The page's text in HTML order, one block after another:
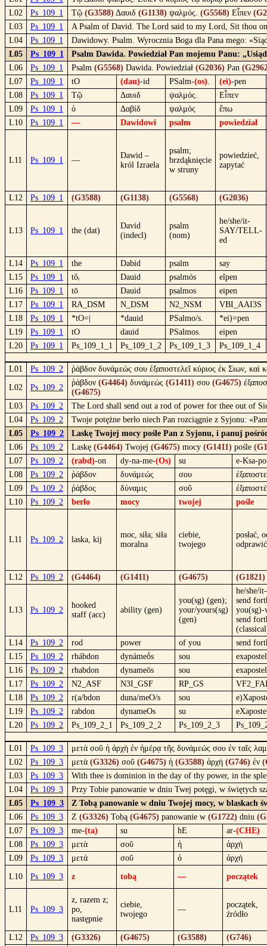
L02
Ps_109_1 Τῷ (G3588) Δαυιδ (G1138) ψαλμός. (G5568) Εἶπεν
L03
Ps_109_1
A Psalm of David. The Lord said to my Lord, Sit thou
L04
Ps_109_1
Dawidowy. Psalm. Wyrocznia Boga dla Pana mego:
L05
Ps_109_1
Psalm Dawida. Powiedział Pan mojemu Panu:
L06
Ps_109_1 Psalm (G5568) Dawida. Powiedział (G2036) Pan
L07
Ps_109_1 tO (dau)-id PSalm-(os). (ei)-pen
L08
Ps_109_1 Τῷ Δαυιδ ψαλμός.
Εἶπεν
L09
Ps_109_1 ὁ Δαβίδ ψαλμός
ἔπω
L10
Ps_109_1 — Dawidowi psalm powiedział
L11 Ps_109_1 —
Dawid –
król Izraela
psalm;
brzdąknięcie
w struny
powiedzieć,
zapytać
L12 Ps_109_1 (G3588) (G1138) (G5568) (G2036)
L13 Ps_109_1 the (dat)
David
(indecl)
psalm
(nom)
he/she/it-
SAY/TELL-
ed
L14 Ps_109_1 the Dabid psalm
say
L15
Ps_109_1 tôᵢ Dauid psalmós
eîpen
L16
Ps_109_1 tō Dauid psalmos
eipen
L17
Ps_109_1 RA_DSM N_DSM N2_NSM
VBI_AAI3S
L18
Ps_109_1 *tO=| *dauid PSalmo/s.
*ei)=pen
L19
Ps_109_1 tO dauid PSalmos.
eipen
L20
Ps_109_1 Ps_109_1_1 Ps_109_1_2 Ps_109_1_3 Ps_109_1_4
L01 Ps_109_2 ῥάβδον δυνάμεώς σου ἐξαποστελεῖ κύριος ἐκ Σιων, καὶ
L02 Ps_109_2
ῥάβδον (G4464) δυνάμεώς (G1411) σου (G4675)
(G4675)
L03
Ps_109_2
The Lord shall send out a rod of power for thee out of
L04
Ps_109_2
Twoje potężne berło niech Pan rozciągnie z Syjonu:
L05
Ps_109_2
Laskę Twojej mocy pośle Pan z Syjonu, i panuj
L06
Ps_109_2 Laskę (G4464) Twojej (G4675) mocy (G1411) pośle
L07
Ps_109_2 (rabd)-on dy-na-me-(Os) su
e-Ksa-
L08
Ps_109_2 ῥάβδον δυνάμεώς σου
L09
Ps_109_2 ῥάβδος δύναμις σοῦ
L10
Ps_109_2 berło mocy twojej pośle
L11 Ps_109_2 laska, kij
moc, siła; siła
moralna
ciebie,
twojego
posłać,
odprawić
L12 Ps_109_2 (G4464) (G1411) (G4675) (G1821)
L13 Ps_109_2
hooked
staff (acc)
ability (gen)
you(sg) (gen);
your/yours(sg)
(gen)
he/she/
send
send
L14
Ps_109_2 rod power of you
send
L15
Ps_109_2 rhábdon dynámeṓs sou
L16
Ps_109_2 rhabdon dynameōs sou
L17
Ps_109_2 N2_ASF N3I_GSF RP_GS
L18
Ps_109_2 r(a/bdon duna/meO/s sou
L19
Ps_109_2 rabdon dynameOs su
L20
Ps_109_2 Ps_109_2_1 Ps_109_2_2 Ps_109_2_3
L01 Ps_109_3
μετὰ σοῦ ἡ ἀρχὴ ἐν ἡμέρᾳ τῆς δυνάμεώς σου ἐν ταῖς
L02
Ps_109_3 μετὰ (G3326) σοῦ (G4675) ἡ (G3588) ἀρχὴ (G746) ἐν
L03
Ps_109_3
With thee is dominion in the day of thy power, in the
L04
Ps_109_3
Przy Tobie panowanie w dniu Twej potęgi, w świętych
L05
Ps_109_3
Z Tobą panowanie w dniu Twojej mocy, w blaskach
L06
Ps_109_3 Z (G3326) Tobą (G4675) panowanie w (G1722) dniu
L07
Ps_109_3 me-(ta) su hE ar-(CHE)
L08
Ps_109_3 μετὰ σοῦ ἡ
ἀρχὴ
L09
Ps_109_3 μετά σοῦ ὁ ἀρχή
L10 Ps_109_3 z tobą — początek
L11 Ps_109_3
z, razem z;
po,
następnie
ciebie,
twojego
—
początek,
źródło
L12 Ps_109_3 (G3326) (G4675) (G3588) (G746)